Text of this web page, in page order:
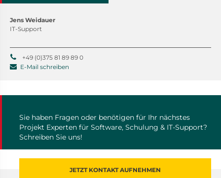
Jens Weidauer
IT-Support
+49 (0)375 81 89 89 0
E-Mail schreiben
Sie haben Fragen oder benötigen für Ihr nächstes
Projekt Experten für Software, Schulung & IT-Support?
Schreiben Sie uns!
JETZT KONTAKT AUFNEHMEN